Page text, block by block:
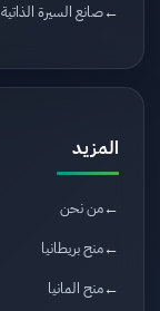
صانع السيرة الذاتية
المزيد
من نحن
منح بريطانيا
منح المانيا